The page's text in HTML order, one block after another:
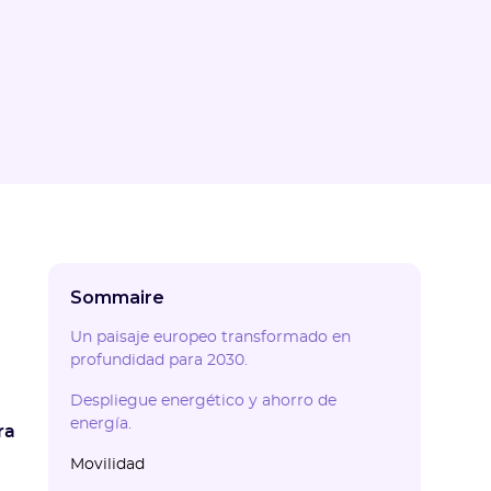
Sommaire
Un paisaje europeo transformado en
profundidad para 2030.
Despliegue energético y ahorro de
energía.
Movilidad